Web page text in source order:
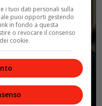
i tuoi dati personali sulla
puoi opporti gestendo
in fondo a questa
o revocare il consenso
cookie.